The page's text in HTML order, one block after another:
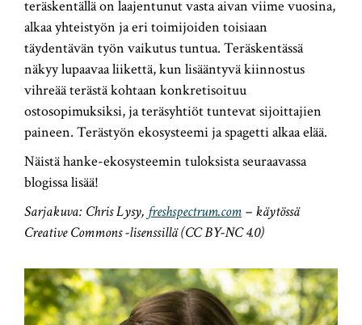
teräskentällä on laajentunut vasta aivan viime vuosina,
alkaa yhteistyön ja eri toimijoiden toisiaan
täydentävän työn vaikutus tuntua. Teräskentässä
näkyy lupaavaa liikettä, kun lisääntyvä kiinnostus
vihreää terästä kohtaan konkretisoituu
ostosopimuksiksi, ja teräsyhtiöt tuntevat sijoittajien
paineen. Terästyön ekosysteemi ja spagetti alkaa elää.
Näistä hanke-ekosysteemin tuloksista seuraavassa
blogissa lisää!
Sarjakuva: Chris Lysy, freshspectrum.com – käytössä
Creative Commons -lisenssillä (CC BY-NC 4.0)